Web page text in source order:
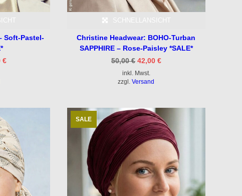
Soft-Pastel-
€Aktueller
SCHNELLANSICHT
Christine Headwear: BOHO-Turban
SAPPHIRE – Rose-Paisley *SALE*
50,00€ Ursprünglicher
war:
50,00 €
42,00 €Aktueller
inkl. Mwst.
zzgl.Versand
SALE